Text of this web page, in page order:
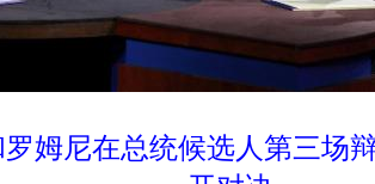
姆尼在总统候选人第三场